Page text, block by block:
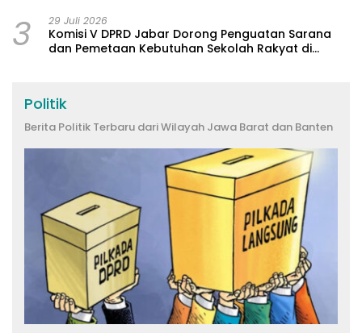
3 29 Juli 2026
Komisi V DPRD Jabar Dorong Penguatan Sarana
dan Pemetaan Kebutuhan Sekolah Rakyat di
Politik
Berita Politik Terbaru dari Wilayah Jawa Barat dan Banten